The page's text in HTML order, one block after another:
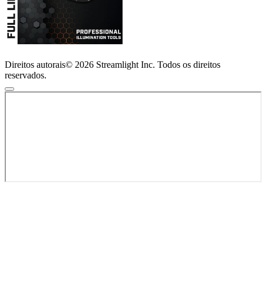
Direitos autorais© 2026 Streamlight Inc. Todos os direitos
reservados.